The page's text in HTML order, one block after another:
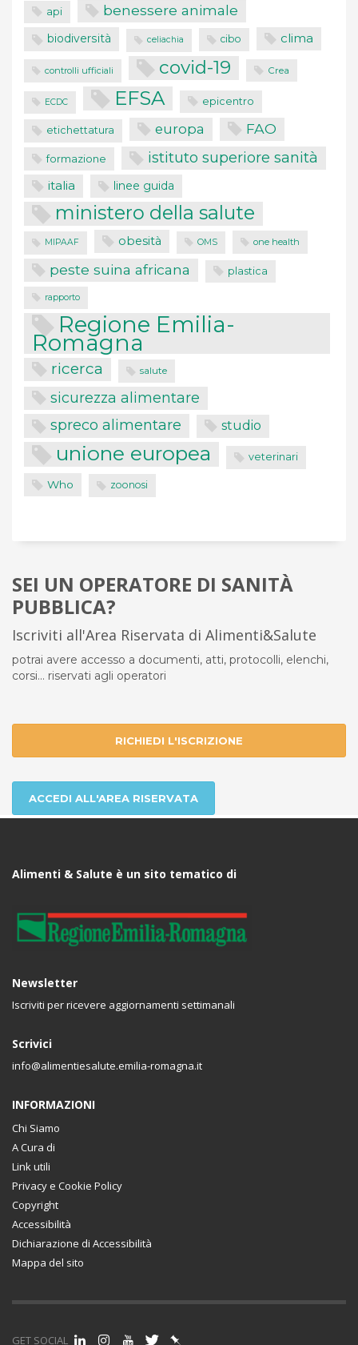
api benessere animale
biodiversità celiachia cibo clima
controlli ufficiali covid-19 Crea
ECDC EFSA epicentro
etichettatura europa FAO
formazione istituto superiore sanità
italia linee guida
ministero della salute
MIPAAF obesità OMS one health
peste suina africana plastica
rapporto
Regione Emilia-
Romagna
ricerca salute
sicurezza alimentare
spreco alimentare studio
unione europea veterinari
Who zoonosi
SEI UN OPERATORE DI SANITÀ
PUBBLICA?
Iscriviti all'Area Riservata di Alimenti&Salute
potrai avere accesso a documenti, atti, protocolli, elenchi,
corsi... riservati agli operatori
RICHIEDI L'ISCRIZIONE
ACCEDI ALL'AREA RISERVATA
Alimenti & Salute è un sito tematico di
Newsletter
Iscriviti per ricevere aggiornamenti settimanali
Scrivici
info@alimentiesalute.emilia-romagna.it
INFORMAZIONI
Chi Siamo
A Cura di
Link utili
Privacy e Cookie Policy
Copyright
Accessibilità
Dichiarazione di Accessibilità
Mappa del sito
GET SOCIAL